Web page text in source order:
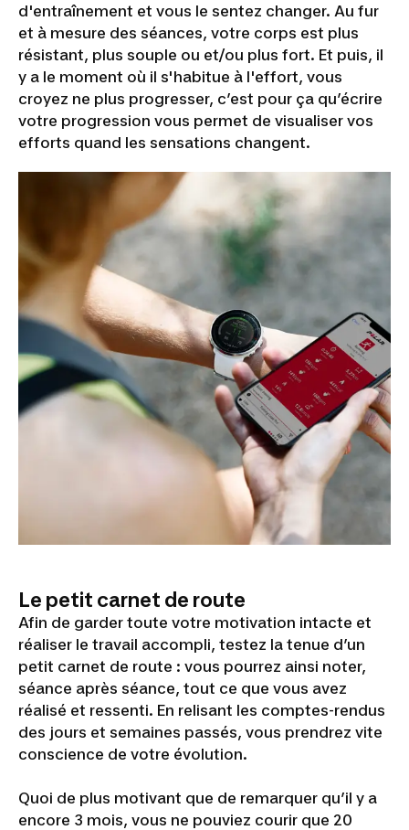
d'entraînement et vous le sentez changer. Au fur
et à mesure des séances, votre corps est plus
résistant, plus souple ou et/ou plus fort. Et puis, il
y a le moment où il s'habitue à l'effort, vous
croyez ne plus progresser, c’est pour ça qu’écrire
votre progression vous permet de visualiser vos
efforts quand les sensations changent.
Le petit carnet de route
Afin de garder toute votre motivation intacte et
réaliser le travail accompli, testez la tenue d’un
petit carnet de route : vous pourrez ainsi noter,
séance après séance, tout ce que vous avez
réalisé et ressenti. En relisant les comptes-rendus
des jours et semaines passés, vous prendrez vite
conscience de votre évolution.
Quoi de plus motivant que de remarquer qu’il y a
encore 3 mois, vous ne pouviez courir que 20